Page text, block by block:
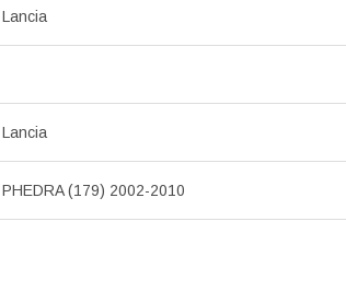
Lancia
Lancia
PHEDRA (179) 2002-2010